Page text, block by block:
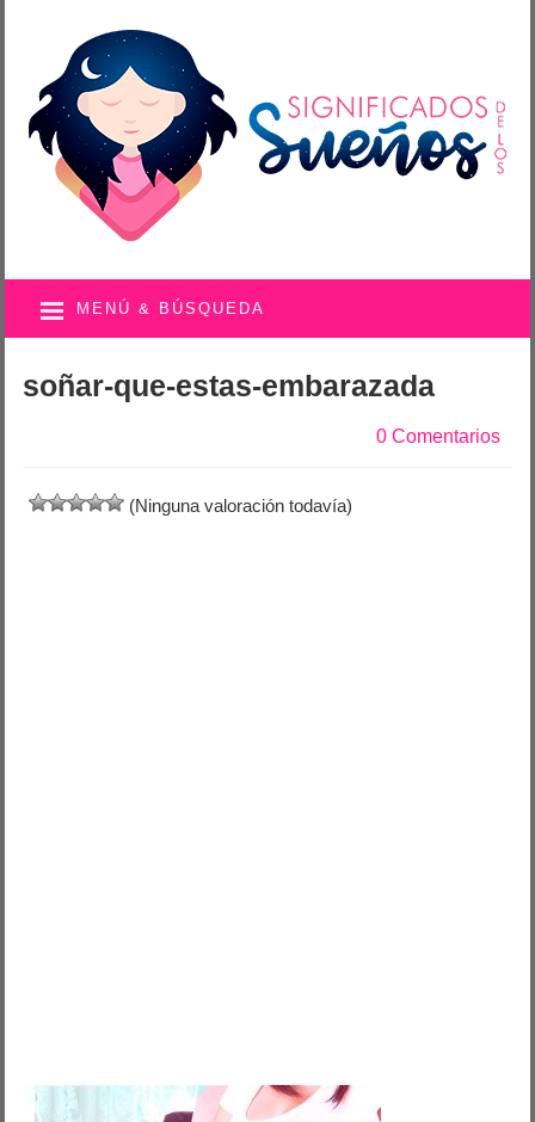
MENÚ & BÚSQUEDA
soñar-que-estas-embarazada
0 Comentarios
(Ninguna valoración todavía)